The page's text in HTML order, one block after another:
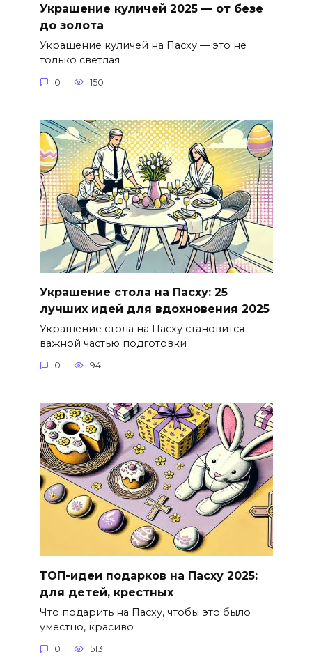
Украшение куличей 2025 — от безе
до золота
Украшение куличей на Пасху — это не
только светлая
0 150
Украшение стола на Пасху: 25
лучших идей для вдохновения 2025
Украшение стола на Пасху становится
важной частью подготовки
0 94
ТОП-идеи подарков на Пасху 2025:
для детей, крестных
Что подарить на Пасху, чтобы это было
уместно, красиво
0 513